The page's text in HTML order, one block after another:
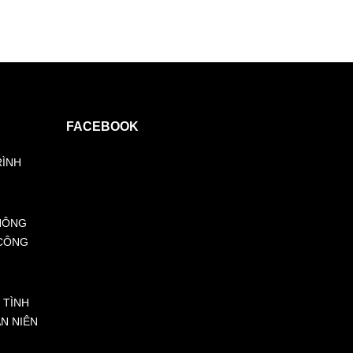
TÌNH
NIÊN
FACEBOOK